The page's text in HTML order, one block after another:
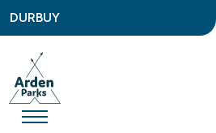
DURBUY